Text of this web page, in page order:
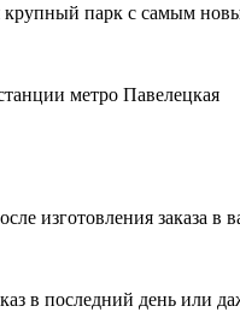
крупный парк с самым
метро Павелецкая
изготовления заказа в
в последний день или